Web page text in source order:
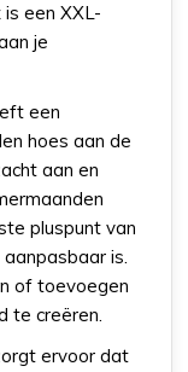
een XXL-
je
een
hoes aan de
aan en
pluspunt van
is.
of toevoegen
te creëren.
ervoor dat